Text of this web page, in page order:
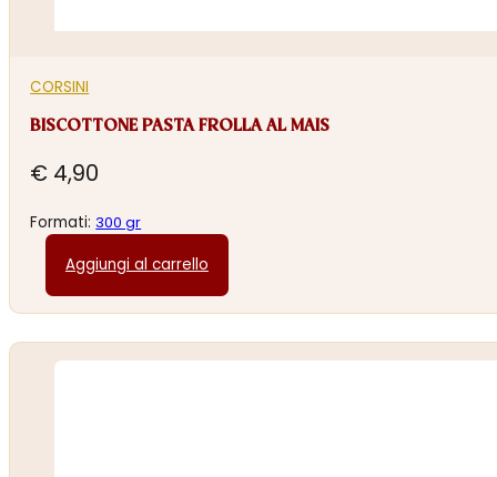
CORSINI
BISCOTTONE PASTA FROLLA AL MAIS
€ 4,90
Formati:300 gr
Aggiungi al carrello